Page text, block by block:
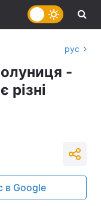
рус
-
різні
в Google